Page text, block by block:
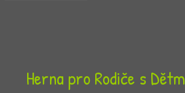
Herna pro Rodiče s